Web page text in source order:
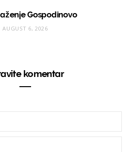
Gospodinovo
AUGUST 6, 2026
komentar